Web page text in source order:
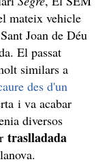
mateix vehicle
Joan de Déu
El passat
similars a
des d'un
i va acabar
diversos
traslladada